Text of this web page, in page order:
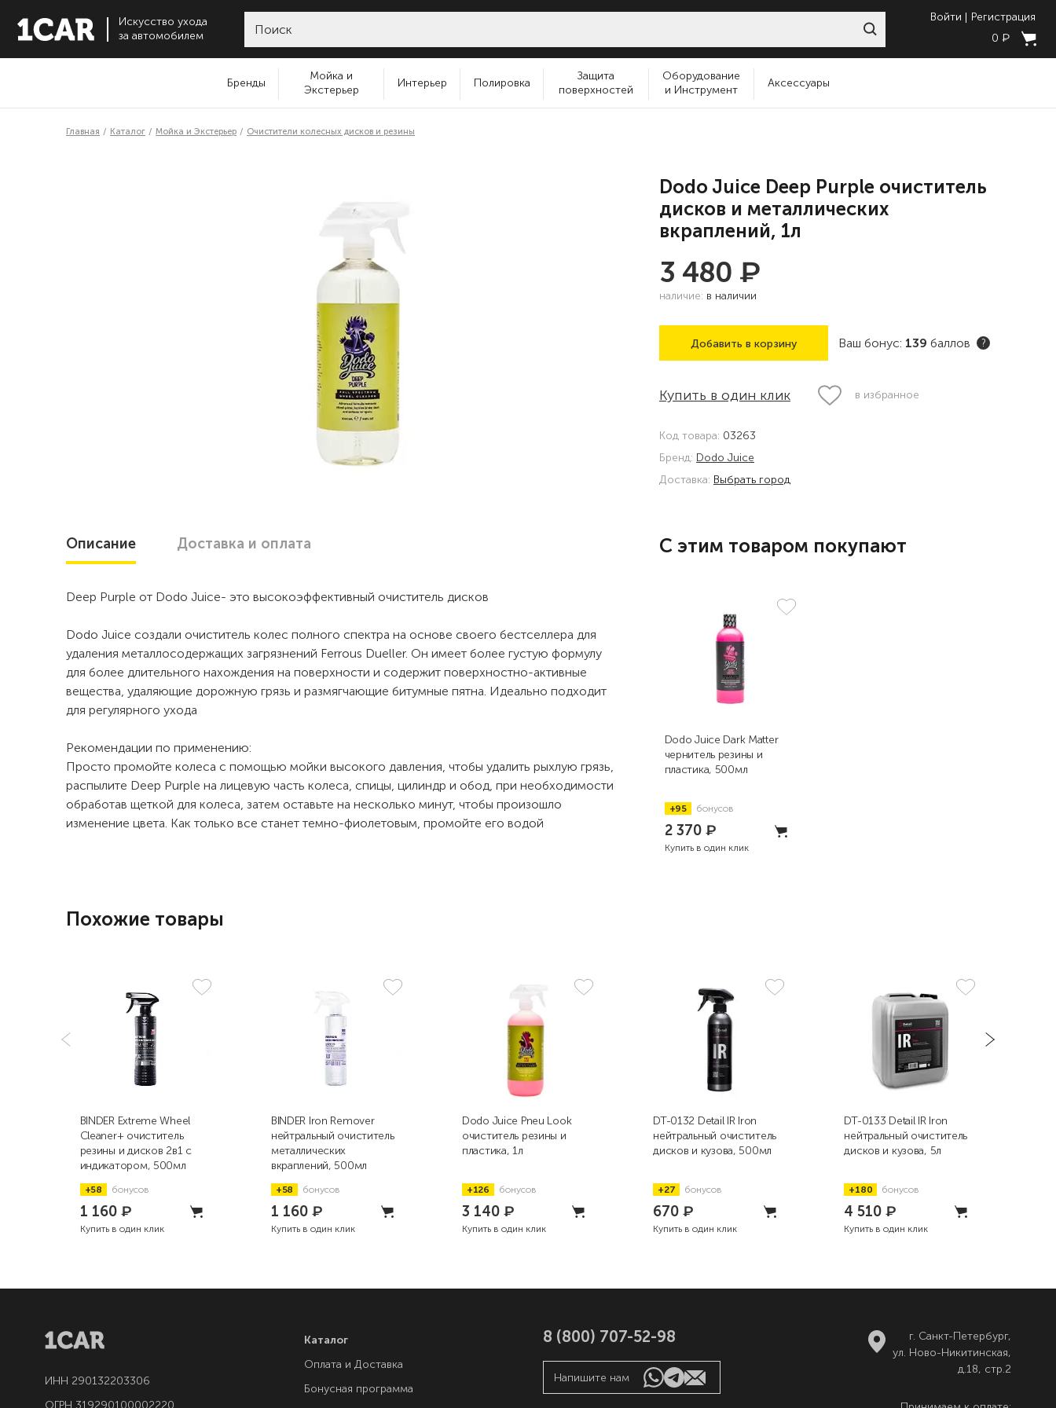
Искусство ухода
за автомобилем
Войти
Регистрация
0 ₽
Бренды
Мойка и
Экстерьер
Интерьер Полировка
Защита
поверхностей
Оборудование
и Инструмент
Аксессуары
Главная Каталог Мойка и Экстерьер Очистители колесных дисков и резины
Dodo Juice Deep Purple очиститель
дисков и металлических
вкраплений, 1л
3 480 ₽
наличие: в наличии
Добавить в корзину Ваш бонус: 139 баллов ?
Купить в один клик в избранное
Код товара: 03263
Бренд: Dodo Juice
Доставка: Выбрать город
Описание Доставка и оплата
Deep Purple от Dodo Juice- это высокоэффективный очиститель дисков
Dodo Juice создали очиститель колес полного спектра на основе своего бестселлера для
удаления металлосодержащих загрязнений Ferrous Dueller. Он имеет более густую формулу
для более длительного нахождения на поверхности и содержит поверхностно-активные
вещества, удаляющие дорожную грязь и размягчающие битумные пятна. Идеально подходит
для регулярного ухода
Рекомендации по применению:
Просто промойте колеса с помощью мойки высокого давления, чтобы удалить рыхлую грязь,
распылите Deep Purple на лицевую часть колеса, спицы, цилиндр и обод, при необходимости
обработав щеткой для колеса, затем оставьте на несколько минут, чтобы произошло
изменение цвета. Как только все станет темно-фиолетовым, промойте его водой
С этим товаром покупают
Dodo Juice Dark Matter
чернитель резины и
пластика, 500мл
+95 бонусов
2 370 ₽
Купить в один клик
Похожие товары
BINDER Extreme Wheel
Cleaner+ очиститель
резины и дисков 2в1 с
индикатором, 500мл
+58 бонусов
1 160 ₽
Купить в один клик
BINDER Iron Remover
нейтральный очиститель
металлических
вкраплений, 500мл
+58 бонусов
1 160 ₽
Купить в один клик
Dodo Juice Pneu Look
очиститель резины и
пластика, 1л
+126 бонусов
3 140 ₽
Купить в один клик
DT-0132 Detail IR Iron
нейтральный очиститель
дисков и кузова, 500мл
+27 бонусов
670₽
Купить в один клик
DT-0133 Detail IR Iron
нейтральный очиститель
дисков и кузова, 5л
+180 бонусов
4 510₽
Купить в один клик
ИНН 290132203306
ОГРН 319290100002220
Каталог
Оплата и Доставка
Бонусная программа
8 (800) 707-52-98
Напишите нам
г. Санкт-Петербург,
ул. Ново-Никитинская,
д.18, стр.2